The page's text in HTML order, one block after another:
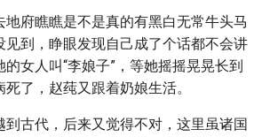
地府瞧瞧是不是真的有黑白无常牛头马
见到，睁眼发现自己成了个话都不会讲
女人叫“李娘子”，等她摇摇晃晃长到
了，赵莼又跟着奶娘生活。
到古代，后来又觉得不对，这里虽诸国